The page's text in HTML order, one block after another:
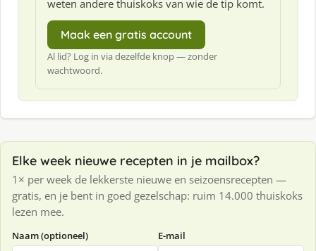
weten andere thuiskoks van wie de tip komt.
Maak een gratis account
Al lid? Log in via dezelfde knop — zonder
wachtwoord.
Elke week nieuwe recepten in je mailbox?
1× per week de lekkerste nieuwe en seizoensrecepten —
gratis, en je bent in goed gezelschap: ruim 14.000 thuiskoks
lezen mee.
Naam (optioneel) E-mail